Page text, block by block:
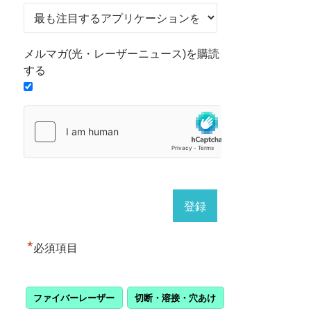
メルマガ(光・レーザーニュース)を購読
する
*必須項目
ファイバーレーザー 切断・溶接・穴あけ